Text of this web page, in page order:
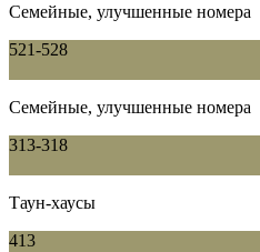
Семейные, улучшенные номера
521-528
Семейные, улучшенные номера
313-318
Таун-хаусы
413